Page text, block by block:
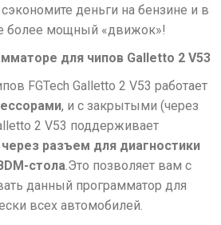
деньги на бензине и в
более мощный «движок»!
для чипов Galletto 2 V53
FGTech Galletto 2 V53 работает
, и с закрытыми (через
2 V53 поддерживает
через разъем для диагностики
стола.Это позволяет вам с
данный программатор для
всех автомобилей.